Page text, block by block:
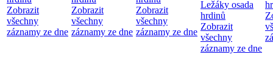
Zobrazit
všechny
záznamy ze dne
Zobrazit
všechny
záznamy ze dne
Zobrazit
všechny
záznamy ze dne
Ležáky osada
hrdinů
Zobrazit
všechny
záznamy ze dne